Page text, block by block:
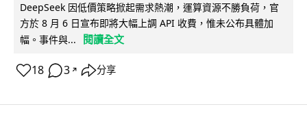
DeepSeek 因低價策略掀起需求熱潮，運算資源不勝負荷，官
方於 8 月 6 日宣布即將大幅上調 API 收費，惟未公布具體加
幅。事件與...
閱讀全文
18 3 ↗ 分享